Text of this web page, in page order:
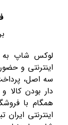
لوکس شاپ به
اینترنتی و
سه اصل،
دار بودن
همگام با
اینترنتی